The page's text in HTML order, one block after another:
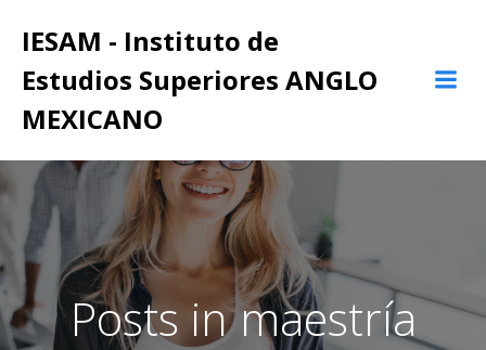
al
IESAM - Instituto de
Estudios Superiores ANGLO
MEXICANO
Posts in maestría